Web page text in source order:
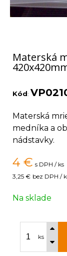
Materská
Kód:
Materská
medníka a
nádstavky.
4 € s DPH / ks
3,25 € bez DPH /
Na sklade
ks